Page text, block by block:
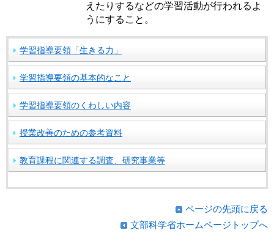
えたりするなどの学習活動が行われるよ
うにすること。
学習指導要領「生きる力」
学習指導要領の基本的なこと
学習指導要領のくわしい内容
授業改善のための参考資料
教育課程に関連する調査、研究事業等
ページの先頭に戻る
文部科学省ホームページトップへ